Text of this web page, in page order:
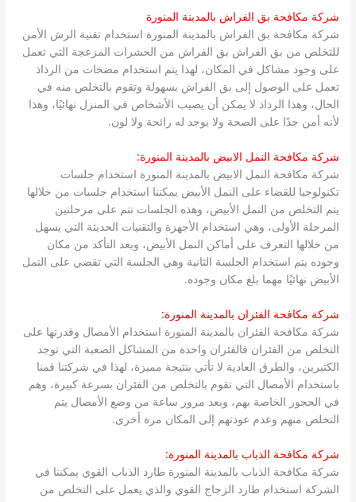
شركة مكافحة بق الفراش بالمدينة المنورة
شركة مكافحة بق الفراش بالمدينة المنورة استخدام تقنية الرش الأمن
للتخلص من بق الفراش بق الفراش من الحشرات المزعجة التي تعمل
على وجود مشاكل في المكان، لهذا يتم استخدام مضخات من الرذاذ
تعمل على الوصول إلى بق الفراش بسهولة وتقوم بالتخلص منه في
الحال، وهذا الرذاذ لا يمكن أن يصيب الأشخاص في المنزل نهائيًا، وهذا
لأنه أمن جدًا على الصحة ولا يوجد له رائحة ولا لون.
شركة مكافحة النمل الابيض بالمدينة المنورة:
شركة مكافحة النمل الابيض بالمدينة المنورة استخدام جلسات
تكنولوجيا للقضاء على النمل الأبيض يمكننا استخدام جلسات من خلالها
يتم التخلص من النمل الأبيض، وهذه الجلسات تتم على مرحلتين
المرحلة الأولى، وهي استخدام الأجهزة والتقنيات الحديثة التي يسهل
من خلالها التعرف على أماكن النمل الأبيض، وبعد التأكد من مكان
وجوده يتم استخدام الجلسة الثانية وهي الجلسة التي تقضي على النمل
الأبيض نهائيًا مهما بلغ مكان وجوده.
شركة مكافحة الفئران بالمدينة المنورة:
شركة مكافحة الفئران بالمدينة المنورة استخدام الأمصال وقدرتها على
التخلص من الفئران فالفئران واحدة من المشاكل الصعبة التي توجد
الكثيرين، والطرق العادية لا تأتي بنتيجة مميزة، لهذا في شركتنا قمنا
باستخدام الأمصال التي تقوم بالتخلص من الفئران بسرعة كبيرة، وهم
في الحجور الخاصة بهم، وبعد مرور ساعة من وضع الأمصال يتم
التخلص منهم وعدم عودتهم إلى المكان مرة أخرى.
شركة مكافحة الذباب بالمدينة المنورة:
شركة مكافحة الذباب بالمدينة المنورة طارد الذباب القوي يمكننا في
الشركة استخدام طارد الزجاج القوي والذي يعمل على التخلص من